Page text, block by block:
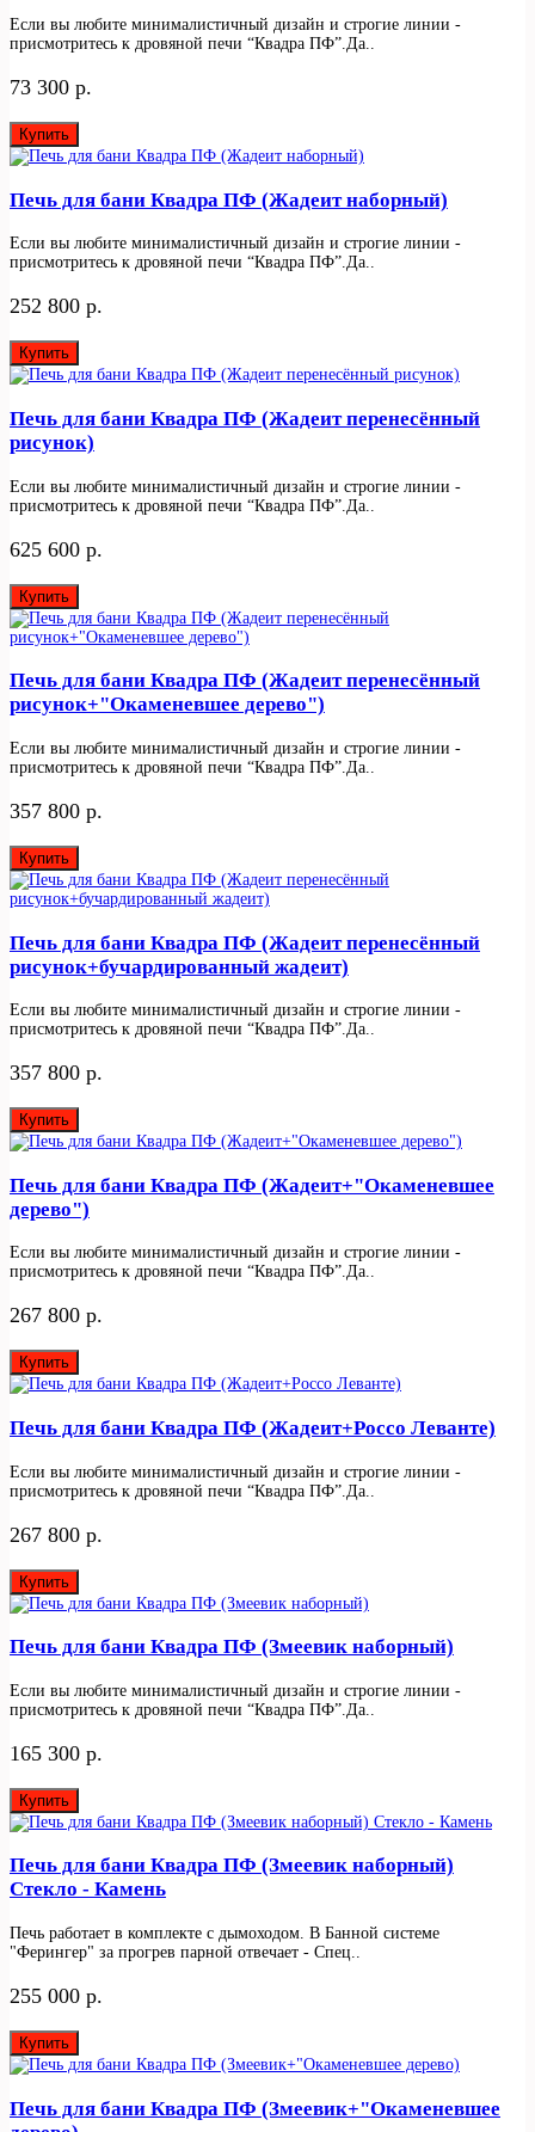
Если вы любите минималистичный дизайн и строгие линии -
присмотритесь к дровяной печи “Квадра ПФ”.Да..
73 300 р.
Купить
Печь для бани Квадра ПФ (Жадеит наборный)
Если вы любите минималистичный дизайн и строгие линии -
присмотритесь к дровяной печи “Квадра ПФ”.Да..
252 800 р.
Купить
Печь для бани Квадра ПФ (Жадеит перенесённый
рисунок)
Если вы любите минималистичный дизайн и строгие линии -
присмотритесь к дровяной печи “Квадра ПФ”.Да..
625 600 р.
Купить
Печь для бани Квадра ПФ (Жадеит перенесённый
рисунок+"Окаменевшее дерево")
Если вы любите минималистичный дизайн и строгие линии -
присмотритесь к дровяной печи “Квадра ПФ”.Да..
357 800 р.
Купить
Печь для бани Квадра ПФ (Жадеит перенесённый
рисунок+бучардированный жадеит)
Если вы любите минималистичный дизайн и строгие линии -
присмотритесь к дровяной печи “Квадра ПФ”.Да..
357 800 р.
Купить
Печь для бани Квадра ПФ (Жадеит+"Окаменевшее
дерево")
Если вы любите минималистичный дизайн и строгие линии -
присмотритесь к дровяной печи “Квадра ПФ”.Да..
267 800 р.
Купить
Печь для бани Квадра ПФ (Жадеит+Россо Леванте)
Если вы любите минималистичный дизайн и строгие линии -
присмотритесь к дровяной печи “Квадра ПФ”.Да..
267 800 р.
Купить
Печь для бани Квадра ПФ (Змеевик наборный)
Если вы любите минималистичный дизайн и строгие линии -
присмотритесь к дровяной печи “Квадра ПФ”.Да..
165 300 р.
Купить
Печь для бани Квадра ПФ (Змеевик наборный)
Стекло - Камень
Печь работает в комплекте с дымоходом. В Банной системе
"Ферингер" за прогрев парной отвечает - Спец..
255 000 р.
Купить
Печь для бани Квадра ПФ (Змеевик+"Окаменевшее